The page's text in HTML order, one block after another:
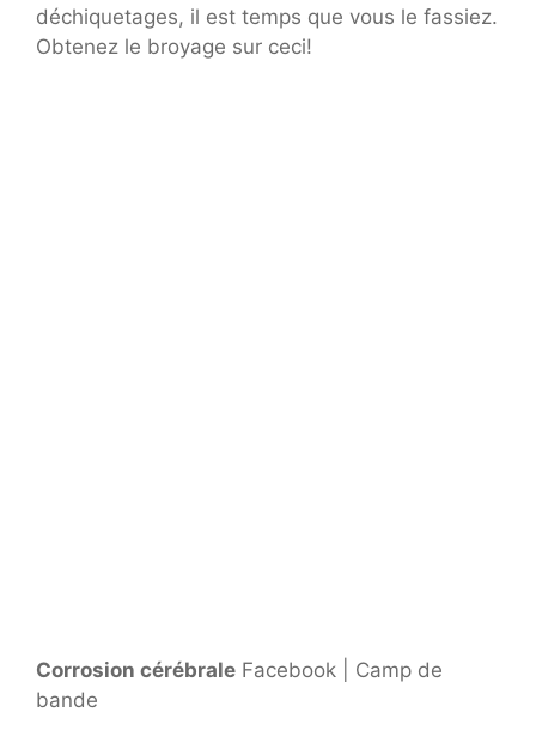
déchiquetages, il est temps que vous le fassiez.
Obtenez le broyage sur ceci!
Corrosion cérébrale Facebook | Camp de
bande